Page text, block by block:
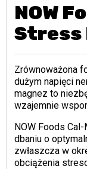
NOW
Stress
Zrównoważona
dużym napięci
magnez to
wzajemnie
NOW Foods
dbaniu o
zwłaszcza w
obciążenia